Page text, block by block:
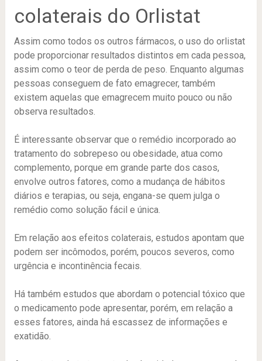
colaterais do Orlistat
Assim como todos os outros fármacos, o uso do orlistat
pode proporcionar resultados distintos em cada pessoa,
assim como o teor de perda de peso. Enquanto algumas
pessoas conseguem de fato emagrecer, também
existem aquelas que emagrecem muito pouco ou não
observa resultados.
É interessante observar que o remédio incorporado ao
tratamento do sobrepeso ou obesidade, atua como
complemento, porque em grande parte dos casos,
envolve outros fatores, como a mudança de hábitos
diários e terapias, ou seja, engana-se quem julga o
remédio como solução fácil e única.
Em relação aos efeitos colaterais, estudos apontam que
podem ser incômodos, porém, poucos severos, como
urgência e incontinência fecais.
Há também estudos que abordam o potencial tóxico que
o medicamento pode apresentar, porém, em relação a
esses fatores, ainda há escassez de informações e
exatidão.